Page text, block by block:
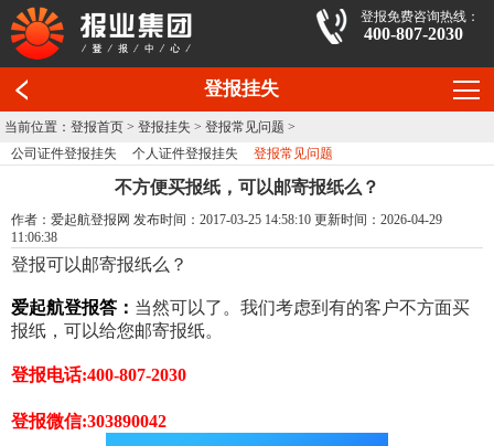
登报免费咨询热线：
400-807-2030
登报挂失
当前位置：登报首页 >登报挂失 >登报常见问题 >
公司证件登报挂失
个人证件登报挂失 登报常见问题
不方便买报纸，可以邮寄报纸么？
作者：爱起航登报网 发布时间：2017-03-25 14:58:10 更新时间：2026-04-29
11:06:38
登报可以邮寄报纸么？
爱起航登报答： 当然可以了。我们考虑到有的客户不方面买
报纸，可以给您邮寄报纸。
登报电话:400-807-2030
登报微信:303890042